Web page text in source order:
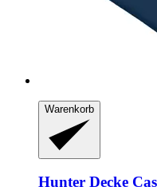
Warenkorb
Hunter Decke